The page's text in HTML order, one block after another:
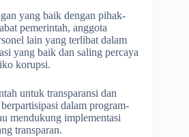
yang baik dengan pihak-
pemerintah, anggota
lain yang terlibat dalam
yang baik dan saling percaya
korupsi.
untuk transparansi dan
dalam program-
mendukung implementasi
transparan.